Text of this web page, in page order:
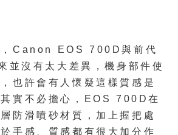
，Canon EOS 700D與前代
並沒有太大差異，機身部件使
也許會有人懷疑這樣質感是
實不必擔心，EOS 700D在
防滑噴砂材質，加上握把處
手感、質感都有很大加分作